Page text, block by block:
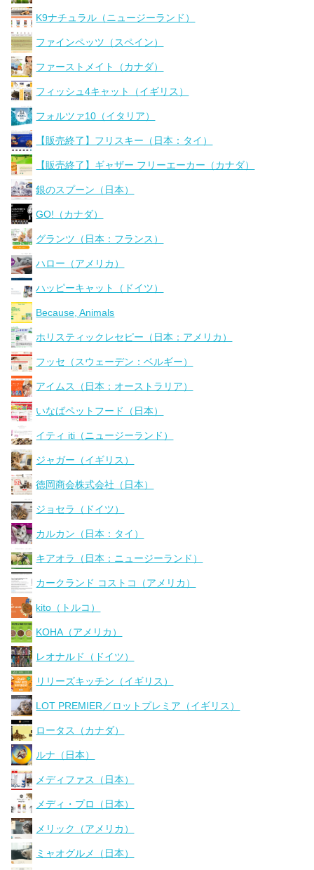
K9ナチュラル（ニュージーランド）
ファインペッツ（スペイン）
ファーストメイト（カナダ）
フィッシュ4キャット（イギリス）
フォルツァ10（イタリア）
【販売終了】フリスキー（日本：タイ）
【販売終了】ギャザー フリーエーカー（カナダ）
銀のスプーン（日本）
GO!（カナダ）
グランツ（日本：フランス）
ハロー（アメリカ）
ハッピーキャット（ドイツ）
Because, Animals
ホリスティックレセピー（日本：アメリカ）
フッセ（スウェーデン：ベルギー）
アイムス（日本：オーストラリア）
いなばペットフード（日本）
イティ iti（ニュージーランド）
ジャガー（イギリス）
徳岡商会株式会社（日本）
ジョセラ（ドイツ）
カルカン（日本：タイ）
キアオラ（日本：ニュージーランド）
カークランド コストコ（アメリカ）
kito（トルコ）
KOHA（アメリカ）
レオナルド（ドイツ）
リリーズキッチン（イギリス）
LOT PREMIER／ロットプレミア（イギリス）
ロータス（カナダ）
ルナ（日本）
メディファス（日本）
メディ・プロ（日本）
メリック（アメリカ）
ミャオグルメ（日本）